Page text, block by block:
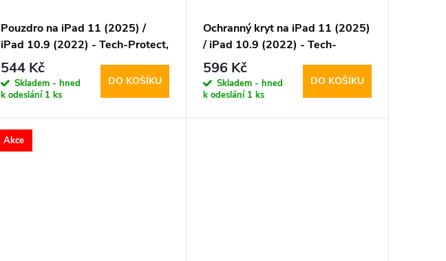
Pouzdro na iPad 11 (2025) /
iPad 10.9 (2022) - Tech-Protect,
SmartCase Pen Blue
544 Kč
Skladem - hned
k odeslání 1 ks
DO KOŠÍKU
Ochranný kryt na iPad 11 (2025)
/ iPad 10.9 (2022) - Tech-
Protect, Lamano Panther
596 Kč
Skladem - hned
k odeslání 1 ks
DO KOŠÍKU
Akce